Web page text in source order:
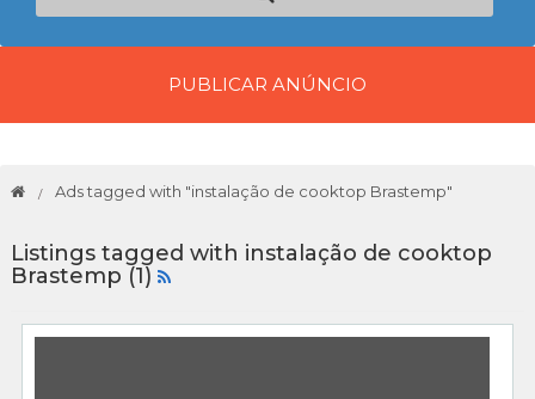
PUBLICAR ANÚNCIO
Ads tagged with "instalação de cooktop Brastemp"
Listings tagged with instalação de cooktop
Brastemp (1)